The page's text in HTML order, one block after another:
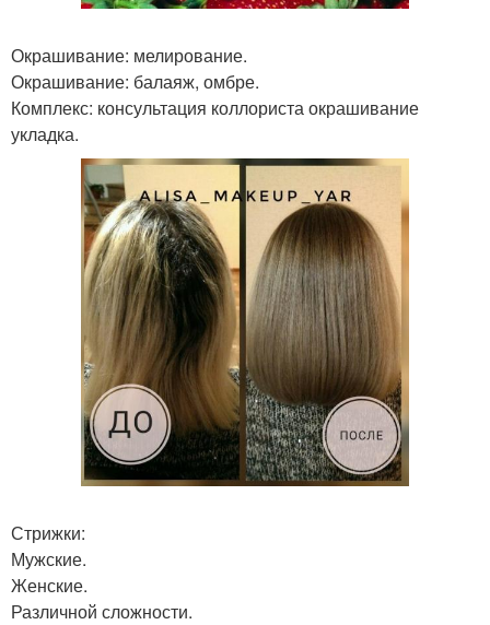
Окрашивание: мелирование.
Окрашивание: балаяж, омбре.
Комплекс: консультация коллориста окрашивание
укладка.
Стрижки:
Мужские.
Женские.
Различной сложности.